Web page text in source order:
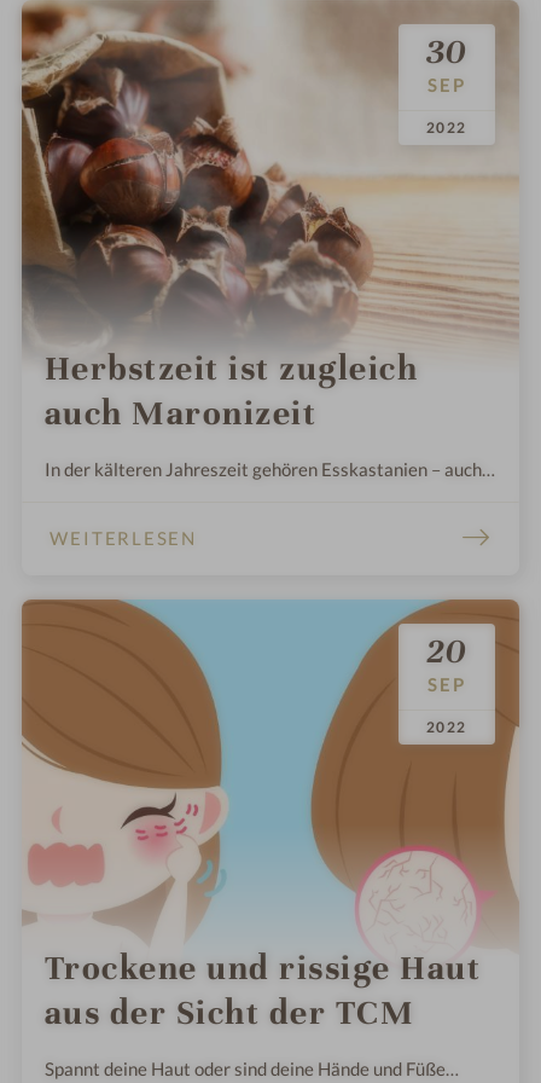
Herbstzeit ist zugleich
auch Maronizeit
30
.
SEP
.
2022
In der kälteren Jahreszeit gehören Esskastanien – auch
dazu.
WEITERLESEN
Trockene und rissige Haut
aus der Sicht der TCM
20
.
SEP
.
2022
Spannt deine Haut oder sind deine Hände und Füße